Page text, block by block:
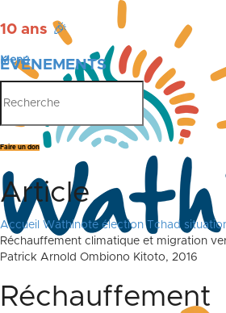
10 ans 🎉
ÉVÉNEMENTS
PUBLICATIONS
Menu
Faire un don
Article
Accueil
Wathinote élection Tchad
Réchauffement climatique et migration
Patrick Arnold Ombiono Kitoto, 2016
Réchauffement